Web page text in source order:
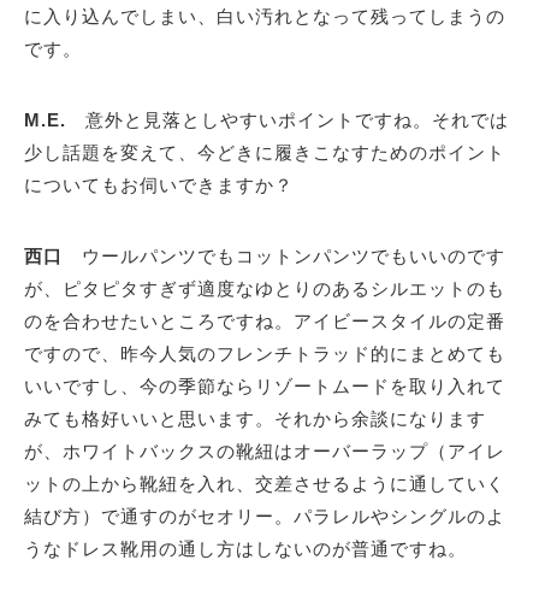
に入り込んでしまい、白い汚れとなって残ってしまうの
です。
M.E. 意外と見落としやすいポイントですね。それでは
少し話題を変えて、今どきに履きこなすためのポイント
についてもお伺いできますか？
西口 ウールパンツでもコットンパンツでもいいのです
が、ピタピタすぎず適度なゆとりのあるシルエットのも
のを合わせたいところですね。アイビースタイルの定番
ですので、昨今人気のフレンチトラッド的にまとめても
いいですし、今の季節ならリゾートムードを取り入れて
みても格好いいと思います。それから余談になります
が、ホワイトバックスの靴紐はオーバーラップ（アイレ
ットの上から靴紐を入れ、交差させるように通していく
結び方）で通すのがセオリー。パラレルやシングルのよ
うなドレス靴用の通し方はしないのが普通ですね。